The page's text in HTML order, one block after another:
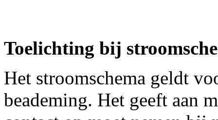
Toelichting bij
Het stroomschema geldt
beademing. Het geeft aan